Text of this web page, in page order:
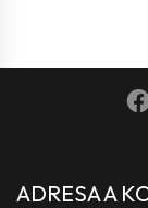
ADRESA A